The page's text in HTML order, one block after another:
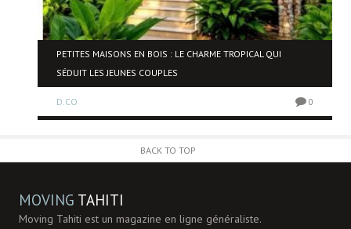
PETITES MAISONS EN BOIS : LE CHARME TROPICAL QUI
SÉDUIT LES JEUNES COUPLES
D.CO 0
BACK TO TOP
MOVING TAHITI
Moving Tahiti est un magazine en ligne généraliste.